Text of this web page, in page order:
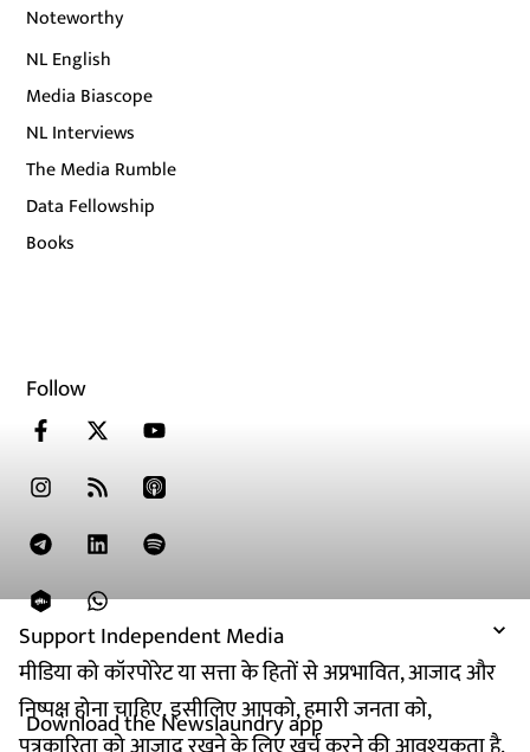
Support Independent Media
मीडिया को कॉरपोरेट या सत्ता के हितों से अप्रभावित, आजाद और
निष्पक्ष होना चाहिए. इसीलिए आपको, हमारी जनता को,
Noteworthy
NL English
Media Biascope
NL Interviews
The Media Rumble
Data Fellowship
Books
Follow
Download the Newslaundry app